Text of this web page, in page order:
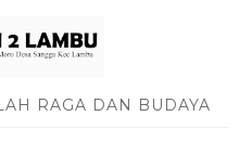
RAGA DAN BUDAYA